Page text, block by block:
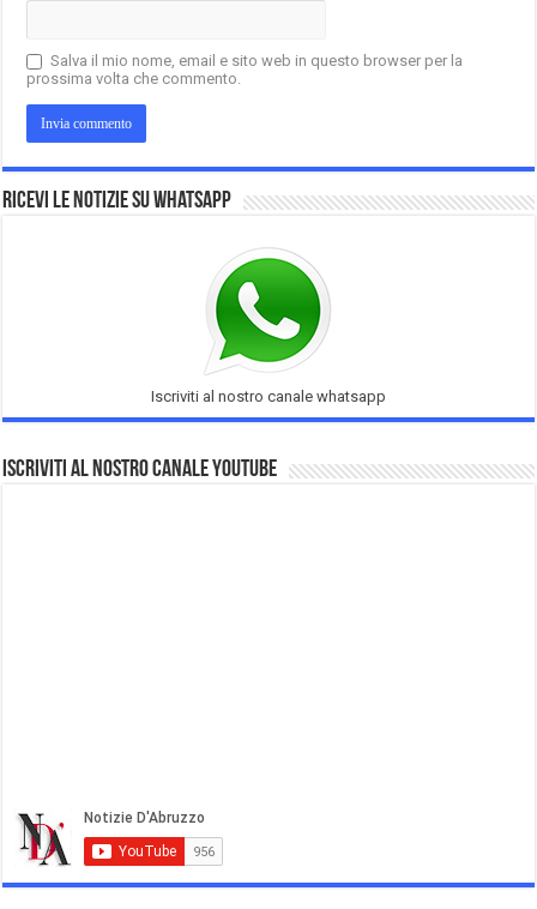
Salva il mio nome, email e sito web in questo browser per la
prossima volta che commento.
Ricevi le notizie su Whatsapp
Iscriviti al nostro canale whatsapp
Iscriviti al nostro Canale Youtube